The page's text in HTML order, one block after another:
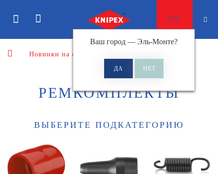
Ваш город — Эль-Монте?
0
Новинки на сайте
РЕМКОМПЛЕКТЫ
ВЫБЕРИТЕ ПОДКАТЕГОРИЮ